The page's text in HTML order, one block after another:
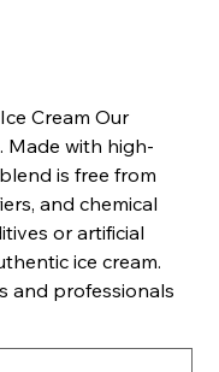
Cream Our
Made with high-
is free from
and chemical
or artificial
ice cream.
and professionals